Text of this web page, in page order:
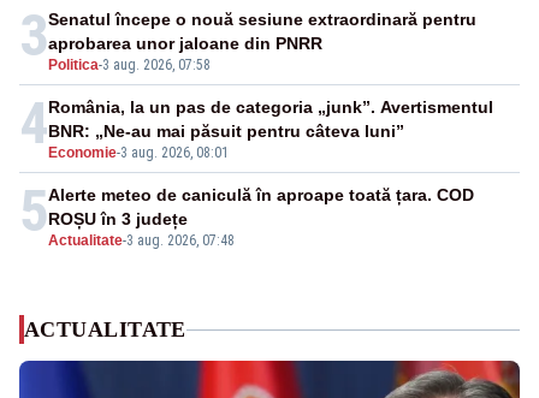
3 Politica-3 aug. 2026, 07:58
Senatul începe o nouă sesiune extraordinară pentru
aprobarea unor jaloane din PNRR
4 Economie-3 aug. 2026, 08:01
România, la un pas de categoria „junk”. Avertismentul
BNR: „Ne-au mai păsuit pentru câteva luni”
5Actualitate-3 aug. 2026, 07:48
Alerte meteo de caniculă în aproape toată țara. COD
ROȘU în 3 județe
ACTUALITATE